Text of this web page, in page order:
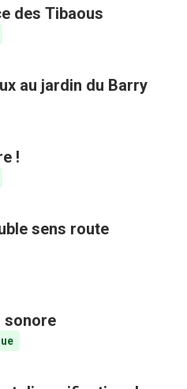
des Tibaous
au jardin du Barry
!
sens route
sonore